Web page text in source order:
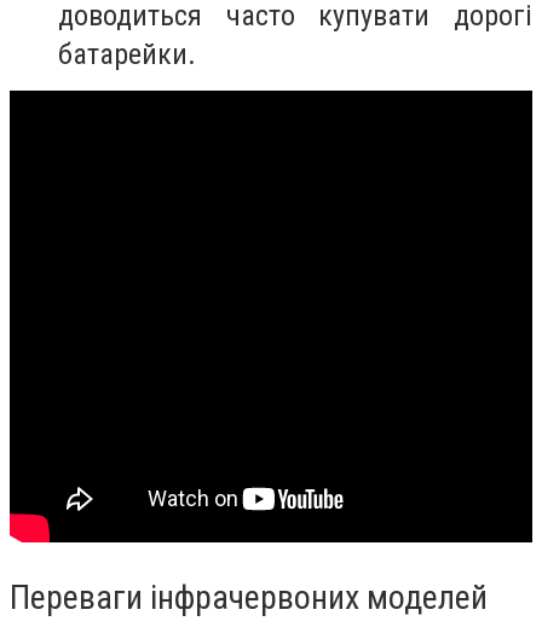
доводиться часто купувати дорогі
батарейки.
Переваги інфрачервоних моделей